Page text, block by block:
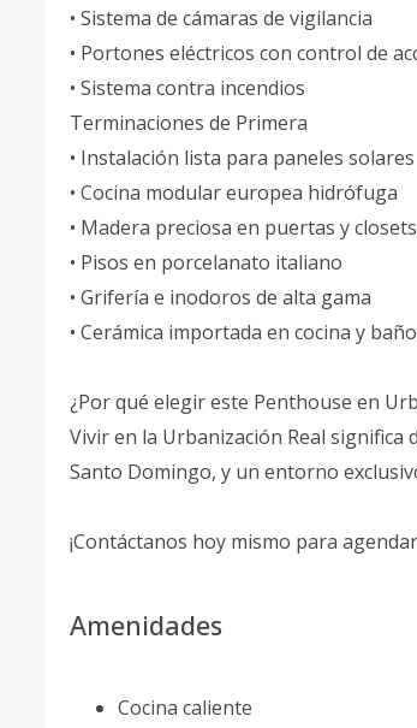
• Sistema de cámaras de vigilancia
• Portones eléctricos con control de
• Sistema contra incendios
Terminaciones de Primera
• Instalación lista para paneles solares
• Cocina modular europea hidrófuga
• Madera preciosa en puertas y closets
• Pisos en porcelanato italiano
• Grifería e inodoros de alta gama
• Cerámica importada en cocina y
¿Por qué elegir este Penthouse en
Vivir en la Urbanización Real
Santo Domingo, y un entorno
¡Contáctanos hoy mismo para
Amenidades
Cocina caliente